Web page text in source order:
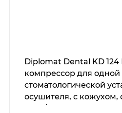
Diplomat Dental KD
компрессор для одной
стоматологической
осушителя, с кожухом,